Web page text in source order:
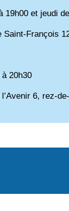
19h00 et jeudi
Saint-François
20h30
6, rez-